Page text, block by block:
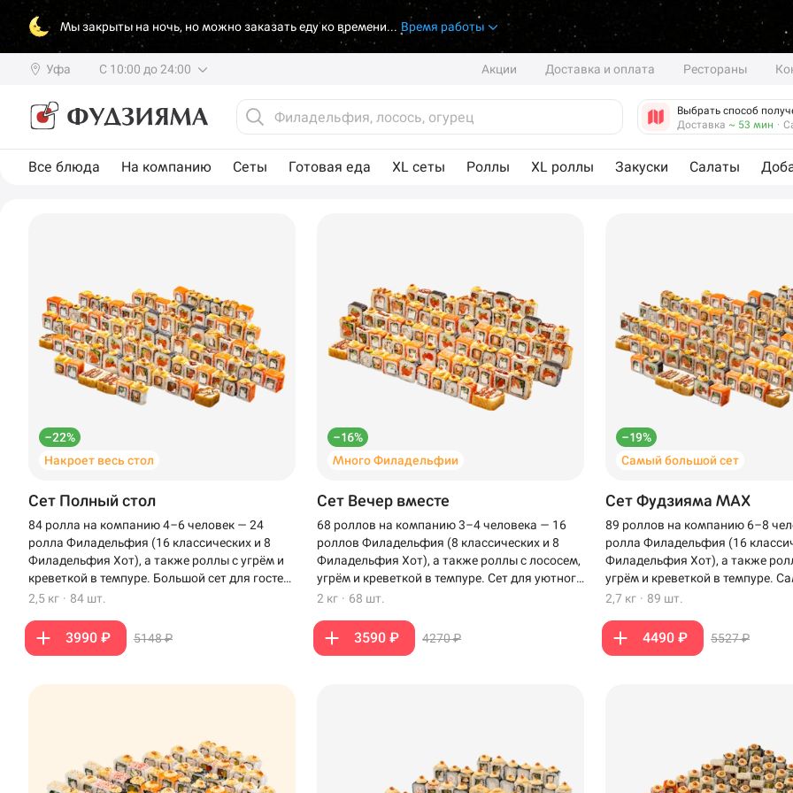
Мы закрыты на ночь, но можно заказать еду ко времени... Время работы
Уфа С 10:00 до 24:00 Акции Доставка и оплата Рестораны
Выбрать способ
Доставка ~ 53 мин ·
Все блюда На компанию Сеты Готовая еда XL сеты Роллы XL роллы Закуски Салаты
–22%
Накроет весь стол
Сет Полный стол
84 ролла на компанию 4–6 человек — 24
ролла Филадельфия (16 классических и 8
Филадельфия Хот), а также роллы с угрём и
креветкой в темпуре. Большой сет для гостей,
чтобы накрыть полный стол.
2,5 кг · 84 шт.
3990 ₽ 5148 ₽
–16%
Много Филадельфии
Сет Вечер вместе
68 роллов на компанию 3–4 человека — 16
роллов Филадельфия (8 классических и 8
Филадельфия Хот), а также роллы с лососем,
угрём и креветкой в темпуре. Сет для уютного
вечера с близкими.
2 кг · 68 шт.
3590 ₽ 4270 ₽
–19%
Самый большой сет
Сет Фудзияма MAX
89 роллов на компанию 6–8
ролла Филадельфия (16
Филадельфия Хот), а также
угрём и креветкой в темпуре.
сет для компании, когда
2,7 кг · 89 шт.
4490 ₽ 5527 ₽